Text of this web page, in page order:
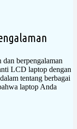
berpengalaman
LCD laptop dengan
tentang berbagai
laptop Anda